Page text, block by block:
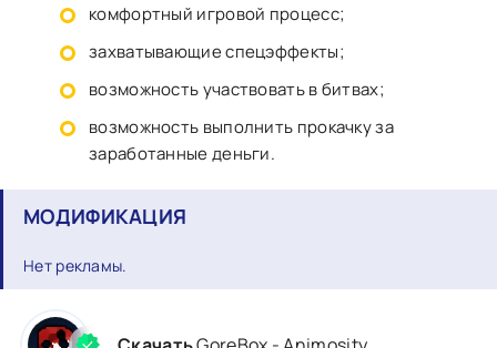
комфортный игровой процесс;
захватывающие спецэффекты;
возможность участвовать в битвах;
возможность выполнить прокачку за
заработанные деньги.
МОДИФИКАЦИЯ
Нет рекламы.